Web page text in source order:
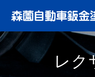
テ
ン
鈑金塗装 ガラスリ
ヘッドライトリペア
レク